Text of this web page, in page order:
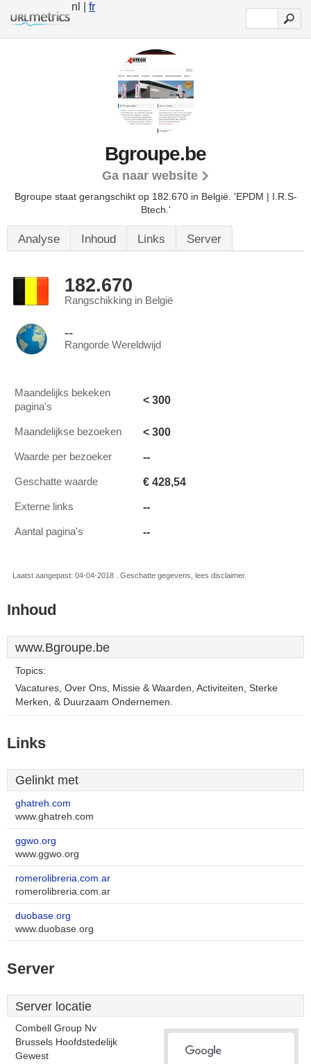
nl |fr
Bgroupe.be
Ga naar website
Bgroupe staat gerangschikt op 182.670 in België. 'EPDM | I.R.S-
Btech.'
Analyse Inhoud Links Server
182.670
Rangschikking in België
--
Rangorde Wereldwijd
Maandelijks bekeken
pagina's
< 300
Maandelijkse bezoeken < 300
Waarde per bezoeker --
Geschatte waarde € 428,54
Externe links --
Aantal pagina's --
Laatst aangepast: 04-04-2018 . Geschatte gegevens, lees disclaimer.
Inhoud
www.Bgroupe.be
Topics:
Vacatures, Over Ons, Missie & Waarden, Activiteiten, Sterke
Merken, & Duurzaam Ondernemen.
Links
Gelinkt met
ghatreh.com
www.ghatreh.com
ggwo.org
www.ggwo.org
romerolibreria.com.ar
romerolibreria.com.ar
duobase.org
www.duobase.org
Server
Server locatie
Combell Group Nv
Brussels Hoofdstedelijk
Gewest